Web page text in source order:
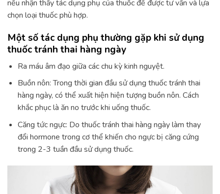
nếu nhận thấy tác dụng phụ của thuốc để được tư vấn và lựa
chọn loại thuốc phù hợp.
Một số tác dụng phụ thường gặp khi sử dụng
thuốc tránh thai hàng ngày
Ra máu âm đạo giữa các chu kỳ kinh nguyệt.
Buồn nôn: Trong thời gian đầu sử dụng thuốc tránh thai
hàng ngày, có thể xuất hiện hiện tượng buồn nôn. Cách
khắc phục là ăn no trước khi uống thuốc.
Căng tức ngực: Do thuốc tránh thai hàng ngày làm thay
đổi hormone trong cơ thể khiến cho ngực bị căng cứng
trong 2-3 tuần đầu sử dụng thuốc.